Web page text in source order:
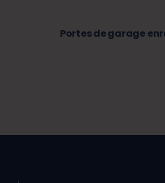
Portes de garage